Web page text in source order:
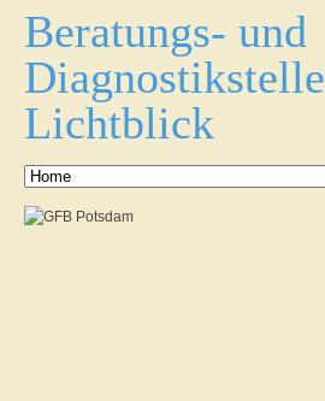
Beratungs- und
Diagnostikstelle
Lichtblick